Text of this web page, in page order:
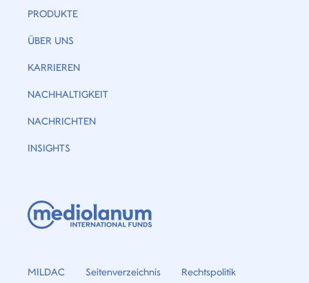
PRODUKTE
ÜBER UNS
KARRIEREN
NACHHALTIGKEIT
NACHRICHTEN
INSIGHTS
MILDAC Seitenverzeichnis Rechtspolitik